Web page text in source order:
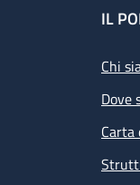
IL
Chi
Dove
Carta